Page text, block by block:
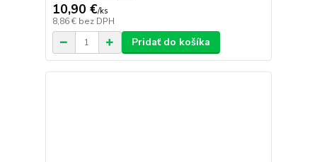
10,90 €/ks
8,86 € bez DPH
Pridať do košíka